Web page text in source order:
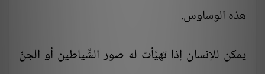
هذه الوساوس.
يمكن للإنسان إذا تهيَّأت له صور الشَّياطين أو الجنّ